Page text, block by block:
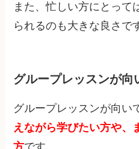
また、忙しい方にとって
られるのも大きな良さで
グループレッスンが向
グループレッスンが向い
えながら学びたい方や、